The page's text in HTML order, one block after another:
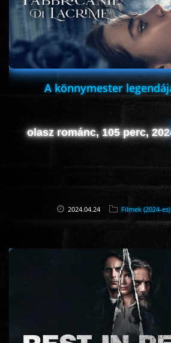
A könnymester
olasz románc, 105 perc,
2024.04.24 Filmek (2024-es)